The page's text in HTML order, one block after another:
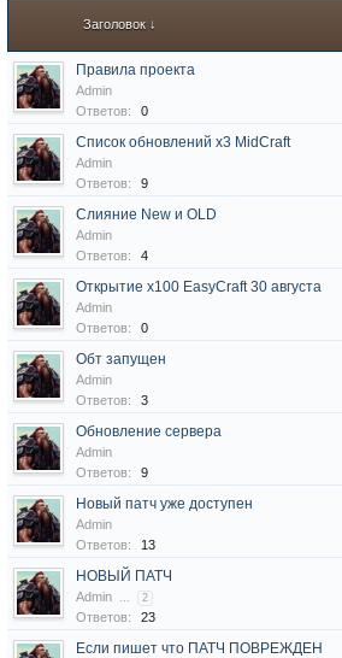
Заголовок ↓
Правила проекта
Admin
Ответов:
0
Список обновлений x3 MidCraft
Admin
Ответов:
9
Слияние New и OLD
Admin
Ответов:
4
Открытие х100 EasyCraft 30 августа
Admin
Ответов:
0
Обт запущен
Admin
Ответов:
3
Обновление сервера
Admin
Ответов:
9
Новый патч уже доступен
Admin
Ответов:
13
НОВЫЙ ПАТЧ
Admin ... 2
Ответов: 23
Если пишет что ПАТЧ ПОВРЕЖДЕН